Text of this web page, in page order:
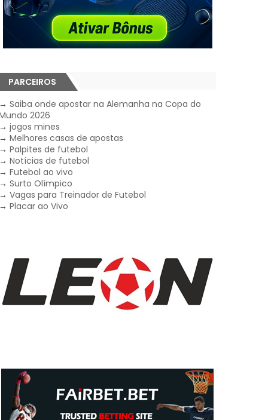
PARCEIROS
→Saiba onde apostar na Alemanha na Copa do
2026
→jogos mines
→Melhores casas de apostas
→Palpites de futebol
→Notícias de futebol
→Futebol ao vivo
→Surto Olímpico
→Vagas para Treinador de Futebol
→Placar ao Vivo